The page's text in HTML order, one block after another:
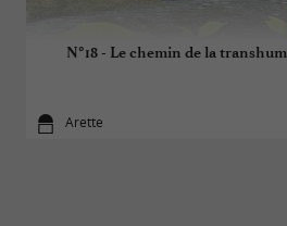
N°18 - Le chemin de la
Arette